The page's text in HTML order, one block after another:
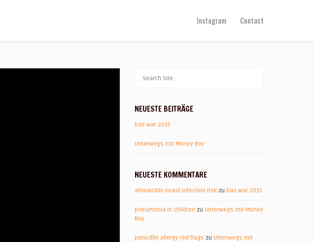
Instagram Contact
NEUESTE BEITRÄGE
Das war 2015
Unterwegs mit Money Boy
NEUESTE KOMMENTARE
amoxicillin yeast infection riskzu Das war 2015
pneumonia in children zu Unterwegs mit Money
Boy
penicillin allergy red flags zu Unterwegs mit